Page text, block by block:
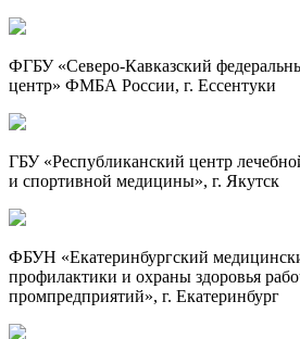
ФГБУ «Северо-Кавказский
центр» ФМБА России, г. Ессентуки
ГБУ «Республиканский центр
и спортивной медицины», г. Якутск
ФБУН «Екатеринбургский
профилактики и охраны здоровья
промпредприятий», г. Екатеринбург